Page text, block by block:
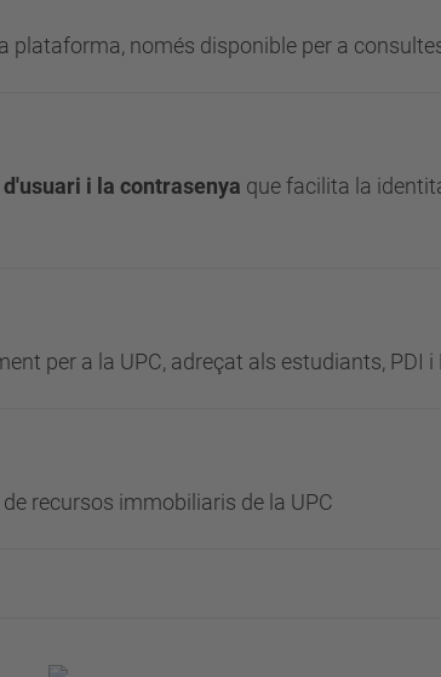
plataforma, només disponible per a
i la contrasenya que facilita la
per a la UPC, adreçat als estudiants, PDI i
recursos immobiliaris de la UPC